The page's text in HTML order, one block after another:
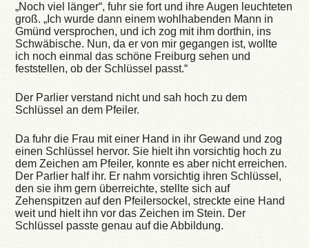
„Noch viel länger“, fuhr sie fort und ihre Augen leuchteten
groß. „Ich wurde dann einem wohlhabenden Mann in
Gmünd versprochen, und ich zog mit ihm dorthin, ins
Schwäbische. Nun, da er von mir gegangen ist, wollte
ich noch einmal das schöne Freiburg sehen und
feststellen, ob der Schlüssel passt.“
Der Parlier verstand nicht und sah hoch zu dem
Schlüssel an dem Pfeiler.
Da fuhr die Frau mit einer Hand in ihr Gewand und zog
einen Schlüssel hervor. Sie hielt ihn vorsichtig hoch zu
dem Zeichen am Pfeiler, konnte es aber nicht erreichen.
Der Parlier half ihr. Er nahm vorsichtig ihren Schlüssel,
den sie ihm gern überreichte, stellte sich auf
Zehenspitzen auf den Pfeilersockel, streckte eine Hand
weit und hielt ihn vor das Zeichen im Stein. Der
Schlüssel passte genau auf die Abbildung.